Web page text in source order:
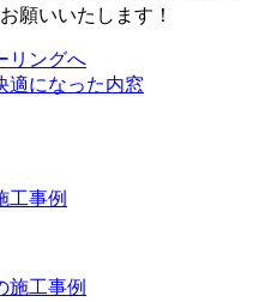
願いいたします！
リングへ
適になった内窓